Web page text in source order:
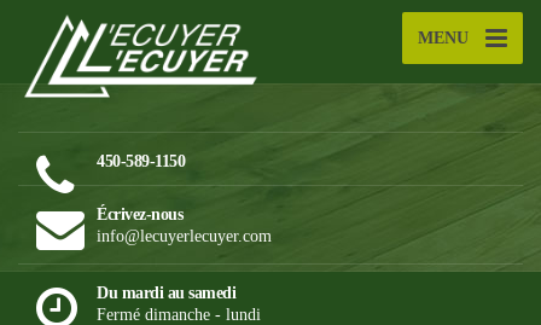
MENU
450-589-1150
Écrivez-nous
info@lecuyerlecuyer.com
Du mardi au samedi
Fermé dimanche - lundi